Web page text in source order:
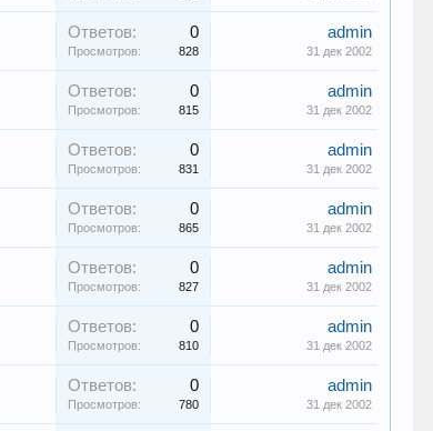
Ответов: 0
Просмотров: 828
admin
31 дек 2002
Ответов: 0
Просмотров: 815
admin
31 дек 2002
Ответов: 0
Просмотров: 831
admin
31 дек 2002
Ответов: 0
Просмотров: 865
admin
31 дек 2002
Ответов: 0
Просмотров: 827
admin
31 дек 2002
Ответов: 0
Просмотров: 810
admin
31 дек 2002
Ответов: 0
Просмотров: 780
admin
31 дек 2002